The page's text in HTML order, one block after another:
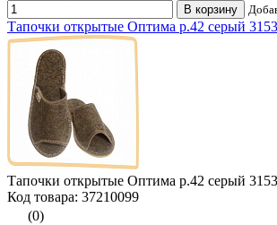
В корзину
Тапочки открытые Оптима р.42 серый
Тапочки открытые Оптима р.42 серый
Код товара: 37210099
(0)